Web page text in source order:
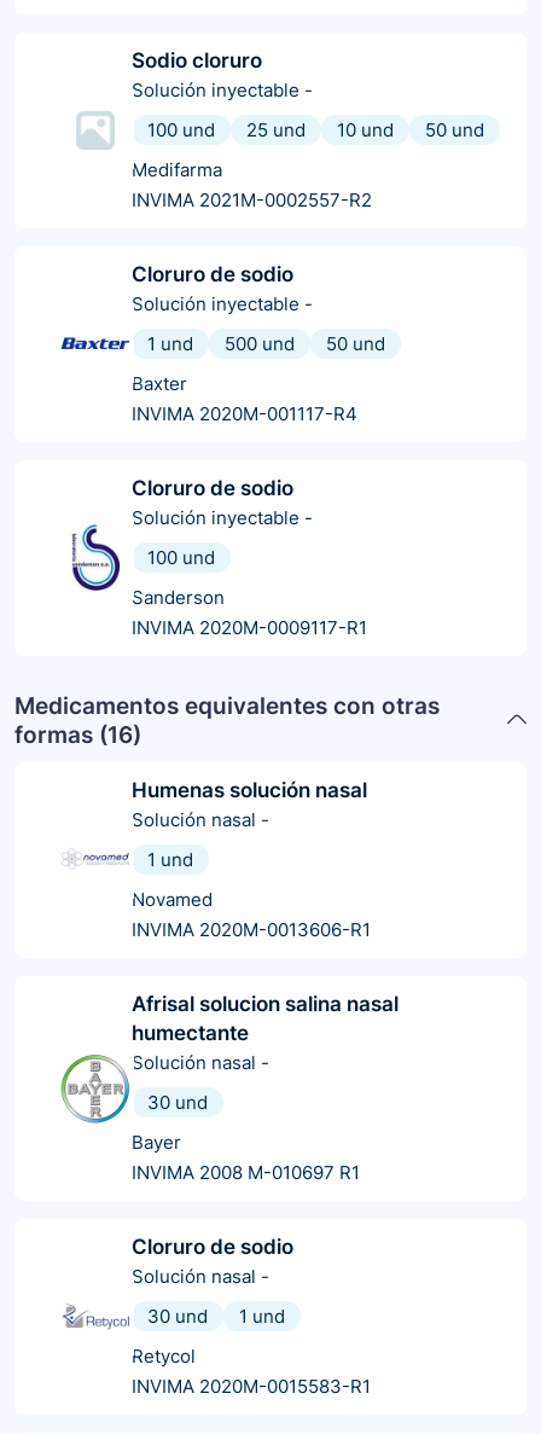
Sodio cloruro
Solución inyectable -
100 und
25 und 10 und
50 und
Medifarma
INVIMA 2021M-0002557-R2
Cloruro de sodio
Solución inyectable -
1 und
500 und
50 und
Baxter
INVIMA 2020M-001117-R4
Cloruro de sodio
Solución inyectable -
100 und
Sanderson
INVIMA 2020M-0009117-R1
Medicamentos equivalentes con otras
formas (16)
Humenas solución nasal
Solución nasal -
1 und
Novamed
INVIMA 2020M-0013606-R1
Afrisal solucion salina nasal
humectante
Solución nasal -
30 und
Bayer
INVIMA 2008 M-010697 R1
Cloruro de sodio
Solución nasal -
30 und
1 und
Retycol
INVIMA 2020M-0015583-R1